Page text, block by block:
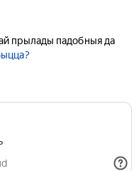
прылады падобныя да